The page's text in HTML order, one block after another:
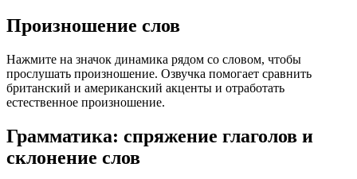
Произношение слов
Нажмите на значок динамика рядом со словом, чтобы
прослушать произношение. Озвучка помогает сравнить
британский и американский акценты и отработать
естественное произношение.
Грамматика: спряжение глаголов и
склонение слов